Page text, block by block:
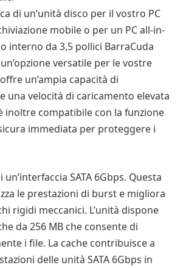
di un’unità disco per il vostro PC
mobile o per un PC all-in-
interno da 3,5 pollici BarraCuda
versatile per le vostre
un’ampia capacità di
una velocità di caricamento elevata
inoltre compatibile con la funzione
immediata per proteggere i
un’interfaccia SATA 6Gbps. Questa
le prestazioni di burst e migliora
rigidi meccanici. L’unità dispone
da 256 MB che consente di
i file. La cache contribuisce a
delle unità SATA 6Gbps in